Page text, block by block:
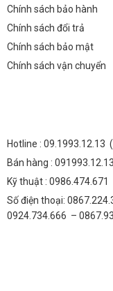
Chính sách bảo hành
Chính sách đổi trả
Chính sách bảo mật
Chính sách vận chuyển
Hotline : 09.1993.12.13
Bán hàng : 091993.12.13
Kỹ thuật : 0986.474.671
Số điện thoại:
0924.734.666 –